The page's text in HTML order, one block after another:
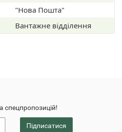
"Нова Пошта"
Вантажне відділення
спецпропозицій!
Підписатися